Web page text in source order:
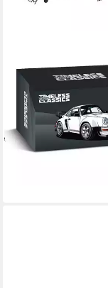
PB8816 - Turbo 930
Vitrine (Happy Build)
Spielbausteine
29,95 €
lieferbar - in 4-5